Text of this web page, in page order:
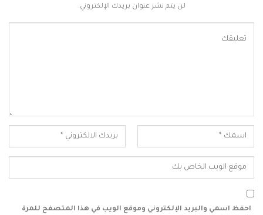
لن يتم نشر عنوان بريدك الإلكتروني.
احفظ اسمي والبريد الإلكتروني وموقع الويب في هذا المتصفح للمرة